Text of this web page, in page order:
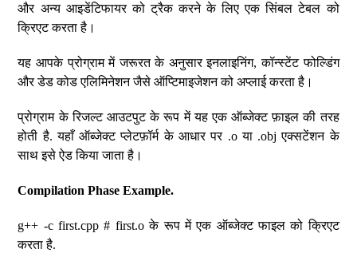
और अन्य आइडेंटिफायर को ट्रैक करने के लिए एक सिंबल टेबल को
क्रिएट करता है।
यह आपके प्रोग्राम में जरूरत के अनुसार इनलाइनिंग, कॉन्स्टेंट फोल्डिंग
और डेड कोड एलिमिनेशन जैसे ऑप्टिमाइजेशन को अप्लाई करता है।
प्रोग्राम के रिजल्ट आउटपुट के रूप में यह एक ऑब्जेक्ट फ़ाइल की तरह
होती है. यहाँ ऑब्जेक्ट प्लेटफ़ॉर्म के आधार पर .o या .obj एक्सटेंशन के
साथ इसे ऐड किया जाता है।
Compilation Phase Example.
g++ -c first.cpp # first.o के रूप में एक ऑब्जेक्ट फाइल को क्रिएट
करता है.